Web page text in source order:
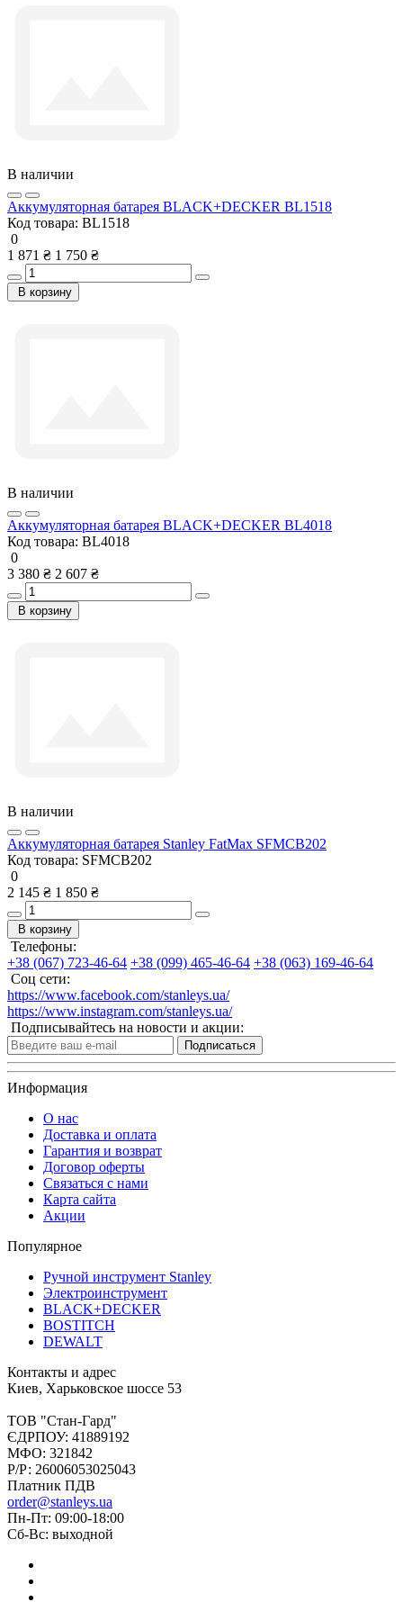
В наличии
Аккумуляторная батарея BLACK+DECKER BL1518
Код товара: BL1518
0
1 871 ₴ 1 750 ₴
В корзину
В наличии
Аккумуляторная батарея BLACK+DECKER BL4018
Код товара: BL4018
0
3 380 ₴ 2 607 ₴
В корзину
В наличии
Аккумуляторная батарея Stanley FatMax SFMCB202
Код товара: SFMCB202
0
2 145 ₴ 1 850 ₴
В корзину
Телефоны:
+38 (067) 723-46-64 +38 (099) 465-46-64 +38 (063) 169-46-64
Соц сети:
https://www.facebook.com/stanleys.ua/
https://www.instagram.com/stanleys.ua/
Подписывайтесь на новости и акции:
Подписаться
Информация
О нас
Доставка и оплата
Гарантия и возврат
Договор оферты
Связаться с нами
Карта сайта
Акции
Популярное
Ручной инструмент Stanley
Электроинструмент
BLACK+DECKER
BOSTITCH
DEWALT
Контакты и адрес
Киев, Харьковское шоссе 53
ТОВ "Стан-Гард"
ЄДРПОУ: 41889192
МФО: 321842
Р/Р: 26006053025043
Платник ПДВ
order@stanleys.ua
Пн-Пт: 09:00-18:00
Сб-Вс: выходной